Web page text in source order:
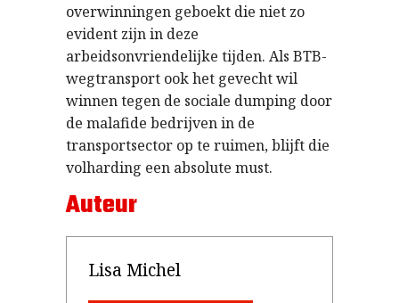
overwinningen geboekt die niet zo
evident zijn in deze
arbeidsonvriendelijke tijden. Als BTB-
wegtransport ook het gevecht wil
winnen tegen de sociale dumping door
de malafide bedrijven in de
transportsector op te ruimen, blijft die
volharding een absolute must.
Auteur
Lisa Michel